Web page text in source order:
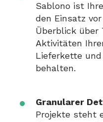
Sablono ist
den Einsatz
Überblick über
Aktivitäten
Lieferkette
behalten.
Granularer
Projekte steht